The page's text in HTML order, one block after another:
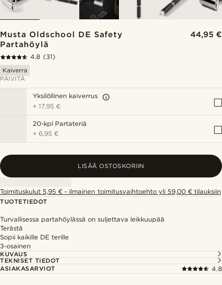
Musta Oldschool DE Safety
Partahöylä
44,95 €
4.8 (31)
Kaiverra
PÄIVITÄ
Yksilöllinen kaiverrus
+17,95 €
20-kpl Partateriä
+6,95 €
LISÄÄ OSTOSKORIIN
Toimituskulut 5,95 € - ilmainen toimitusvaihtoehto yli 59,00 € tilauksiin
TUOTETIEDOT
Turvallisessa partahöylässä on suljettava leikkuupää
Terästä
Sopii kaikille DE terille
3-osainen
KUVAUS
TEKNISET TIEDOT
ASIAKASARVIOT
4.8